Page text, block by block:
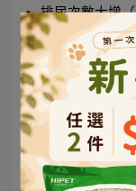
排尿次數大增
出現便秘或軟
尿液顏色混濁或
排泄時發出痛
不再使用砂盆